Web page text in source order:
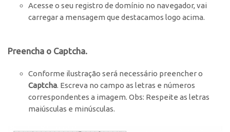
Acesse o seu registro de domínio no navegador, vai
carregar a mensagem que destacamos logo acima.
Preencha o Captcha.
Conforme ilustração será necessário preencher o
Captcha. Escreva no campo as letras e números
correspondentes a imagem. Obs: Respeite as letras
maiúsculas e minúsculas.